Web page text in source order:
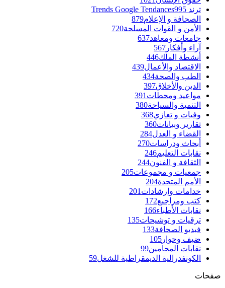
ترند Trends Google Tendances 995
الصحافة و الإعلام879
الأمن و القوات المسلحة720
جامعات ومعاهد637
آراء وأفكار 567
أنشطة الملك446
الاقتصاد والأعمال439
الطب والصحة434
الدين والأخلاق397
مواعيد ومحطات 391
التنمية والسياحة380
وفيات و تعازي368
تقارير وبيانات360
القضاء و العدل284
أبحاث ودراسات270
نقابات التعليم246
الثقافة و الفنون244
جمعيات و مجموعات205
الأمم المتحدة204
خدامات وإرشادات 201
كتب ومراجيع172
نقابات الأطباء166
ترقيات و توشيحات135
فيديو الصحافة133
ضيف وحوار 105
نقابات المحامين99
الكونفدرالية الديمقراطية للشغل59
صفحات